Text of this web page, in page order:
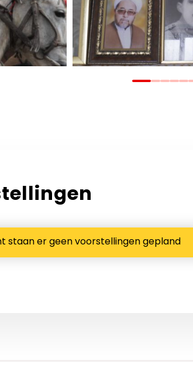
staan er geen voorstellingen gepland